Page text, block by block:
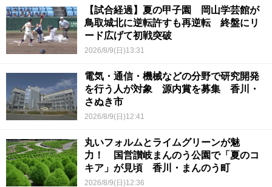
【試合経過】夏の甲子園 岡山学芸館が
鳥取城北に逆転許すも再逆転 終盤にリ
ード広げて初戦突破
2026/8/9(日)13:31
電気・通信・機械などの分野で研究開発
を行う人が対象 源内賞を募集 香川・
さぬき市
2026/8/9(日)12:41
丸いフォルムとライムグリーンが魅
力！ 国営讃岐まんのう公園で「夏のコ
キア」が見頃 香川・まんのう町
2026/8/9(日)12:36